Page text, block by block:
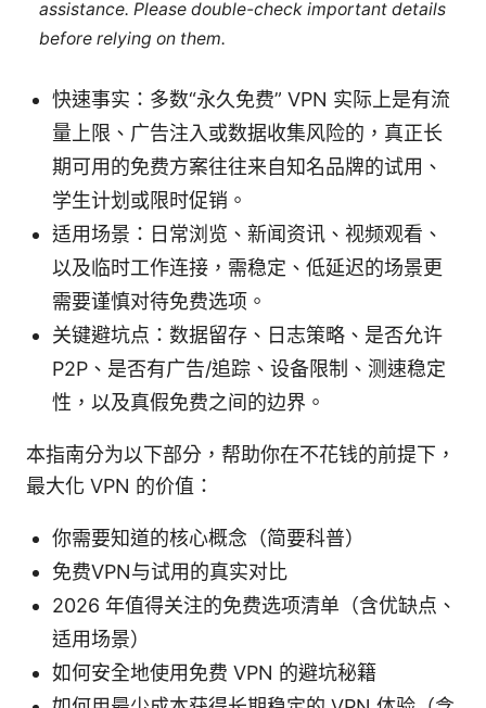
assistance. Please double-check important details
before relying on them.
快速事实：多数“永久免费” VPN 实际上是有流
量上限、广告注入或数据收集风险的，真正长
期可用的免费方案往往来自知名品牌的试用、
学生计划或限时促销。
适用场景：日常浏览、新闻资讯、视频观看、
以及临时工作连接，需稳定、低延迟的场景更
需要谨慎对待免费选项。
关键避坑点：数据留存、日志策略、是否允许
P2P、是否有广告/追踪、设备限制、测速稳定
性，以及真假免费之间的边界。
本指南分为以下部分，帮助你在不花钱的前提下，
最大化 VPN 的价值：
你需要知道的核心概念（简要科普）
免费VPN与试用的真实对比
2026 年值得关注的免费选项清单（含优缺点、
适用场景）
如何安全地使用免费 VPN 的避坑秘籍